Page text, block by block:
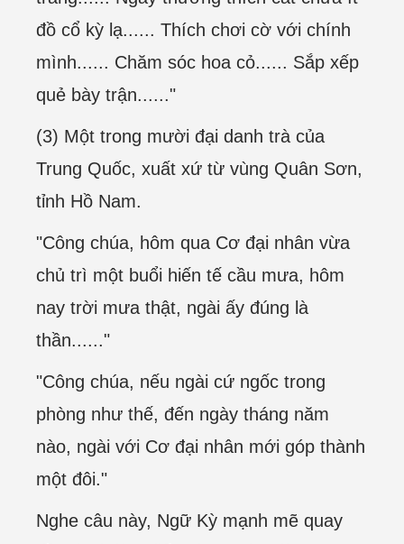
đồ cổ kỳ lạ...... Thích chơi cờ với chính
mình...... Chăm sóc hoa cỏ...... Sắp xếp
quẻ bày trận......"
(3) Một trong mười đại danh trà của
Trung Quốc, xuất xứ từ vùng Quân Sơn,
tỉnh Hồ Nam.
"Công chúa, hôm qua Cơ đại nhân vừa
chủ trì một buổi hiến tế cầu mưa, hôm
nay trời mưa thật, ngài ấy đúng là
thần......"
"Công chúa, nếu ngài cứ ngốc trong
phòng như thế, đến ngày tháng năm
nào, ngài với Cơ đại nhân mới góp thành
một đôi."
Nghe câu này, Ngữ Kỳ mạnh mẽ quay